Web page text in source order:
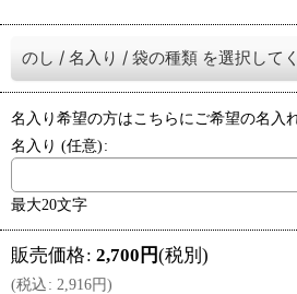
のし / 名入り / 袋の種類 を選択して
名入り希望の方はこちらにご希望の名入
名入り (任意):
最大20文字
販売価格: 2,700 円(税別)
(税込: 2,916円)